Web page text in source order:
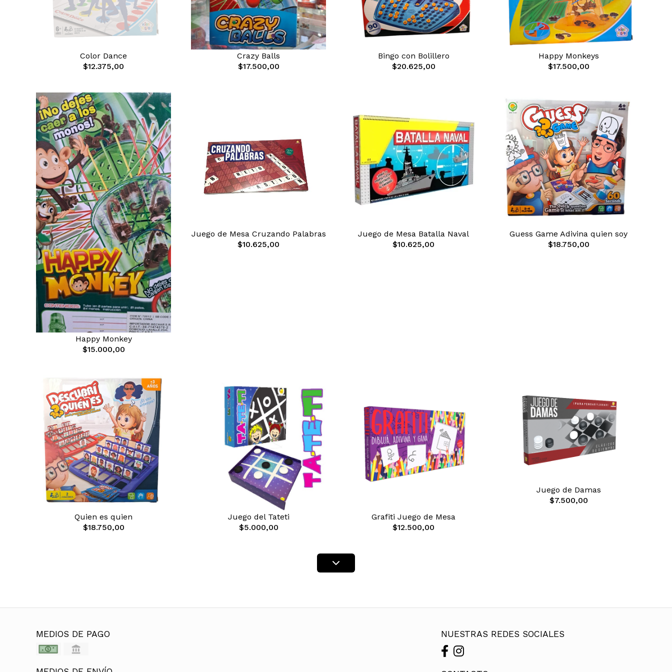
Color Dance
$12.375,00
Crazy Balls
$17.500,00
Bingo con Bolillero
$20.625,00
Happy Monkeys
$17.500,00
Happy Monkey
$15.000,00
Juego de Mesa Cruzando Palabras
$10.625,00
Juego de Mesa Batalla Naval
$10.625,00
Guess Game Adivina quien soy
$18.750,00
Quien es quien
$18.750,00
Juego del Tateti
$5.000,00
Grafiti Juego de Mesa
$12.500,00
Juego de Damas
$7.500,00
MEDIOS DE PAGO NUESTRAS REDES SOCIALES